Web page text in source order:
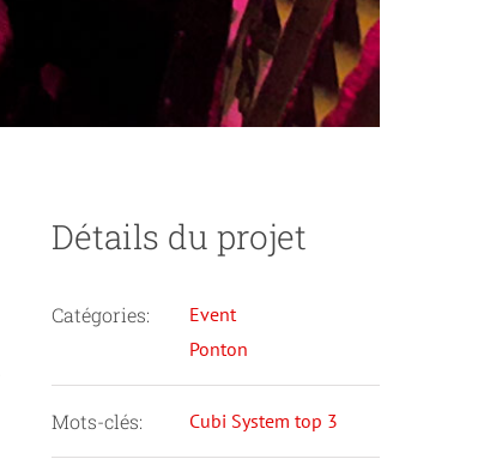
Détails du projet
Catégories:
Event
Ponton
Mots-clés: Cubi System top 3